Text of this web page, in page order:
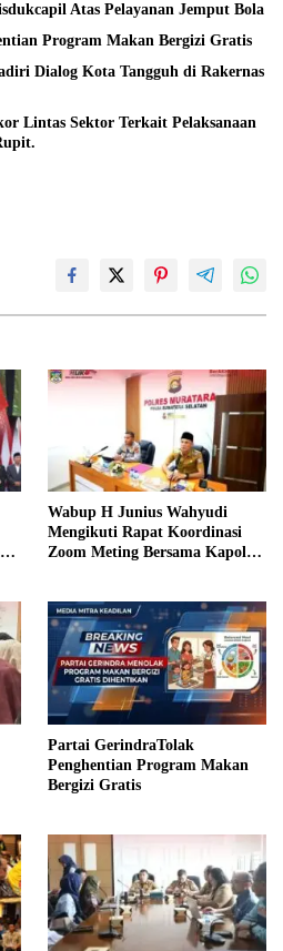
Atas Pelayanan Jemput Bola
Program Makan Bergizi Gratis
Dialog Kota Tangguh di Rakernas
Lintas Sektor Terkait Pelaksanaan
Wabup H Junius Wahyudi
Mengikuti Rapat Koordinasi
Zoom Meting Bersama Kapolres
Partai GerindraTolak
Penghentian Program Makan
Bergizi Gratis